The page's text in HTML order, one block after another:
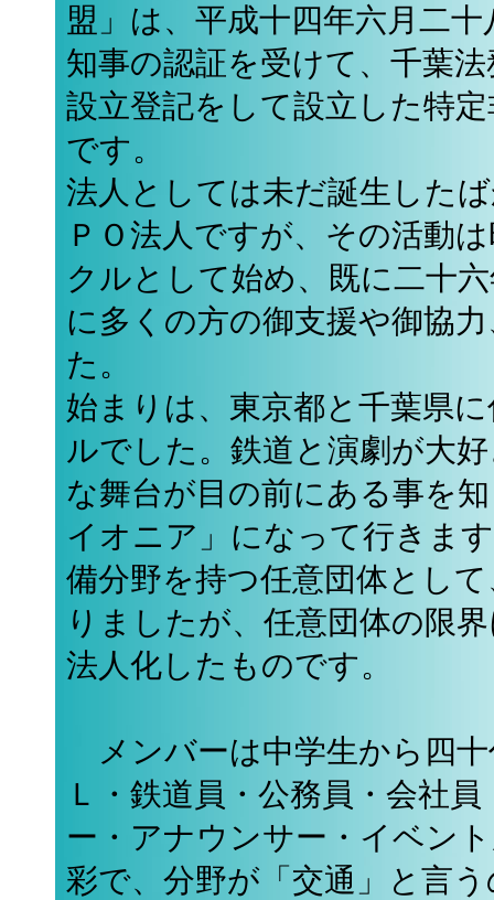
盟」は、平成十四年六月二
知事の認証を受けて、千葉
設立登記をして設立した特
です。
法人としては未だ誕生した
ＰＯ法人ですが、その活動
クルとして始め、既に二十
に多くの方の御支援や御協
た。
始まりは、東京都と千葉県
ルでした。鉄道と演劇が大
な舞台が目の前にある事を
イオニア」になって行きま
備分野を持つ任意団体とし
りましたが、任意団体の限
法人化したものです。
メンバーは中学生から四
Ｌ・鉄道員・公務員・会社
ー・アナウンサー・イベン
彩で、分野が「交通」と言